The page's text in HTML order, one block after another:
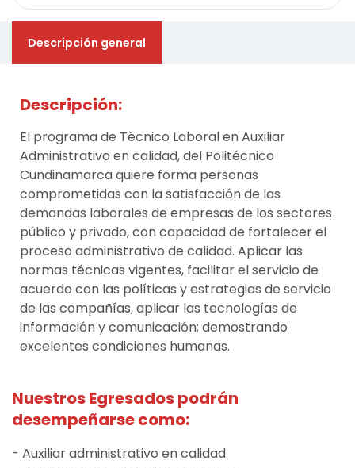
Descripción general
Descripción:
El programa de Técnico Laboral en Auxiliar
Administrativo en calidad, del Politécnico
Cundinamarca quiere forma personas
comprometidas con la satisfacción de las
demandas laborales de empresas de los sectores
público y privado, con capacidad de fortalecer el
proceso administrativo de calidad. Aplicar las
normas técnicas vigentes, facilitar el servicio de
acuerdo con las políticas y estrategias de servicio
de las compañías, aplicar las tecnologías de
información y comunicación; demostrando
excelentes condiciones humanas.
Nuestros Egresados podrán
desempeñarse como:
- Auxiliar administrativo en calidad.